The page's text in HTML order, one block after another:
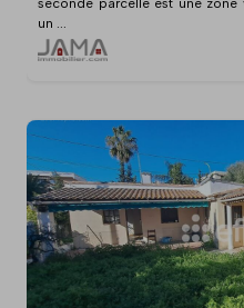
seconde parcelle est une zone
un ...